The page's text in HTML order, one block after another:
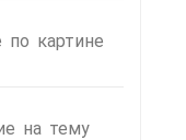
по картине
на тему